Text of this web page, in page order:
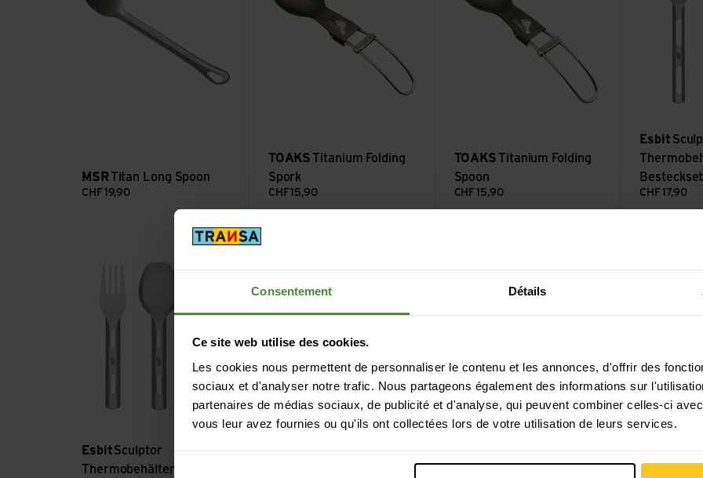
Consentement Détails
Ce site web utilise des cookies.
Les cookies nous permettent de personnaliser le contenu et les annonces, d'offrir des
sociaux et d'analyser notre trafic. Nous partageons également des informations sur
partenaires de médias sociaux, de publicité et d'analyse, qui peuvent combiner celles-ci
vous leur avez fournies ou qu'ils ont collectées lors de votre utilisation de leurs services.
MSR Titan Long Spoon
CHF19,90
TOAKS Titanium Folding
Spork
CHF15,90
TOAKS Titanium Folding
Spoon
CHF15,90
Esbit
CHF17,90
EsbitSculptor
Thermobehälter
forest green
orange
BLOG
5
passer
dans la
: 5